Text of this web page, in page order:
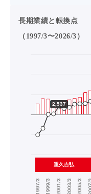
長期業績と転換点
（1997/3〜2026/3）